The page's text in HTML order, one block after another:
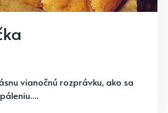
vianočnú rozprávku, ako sa